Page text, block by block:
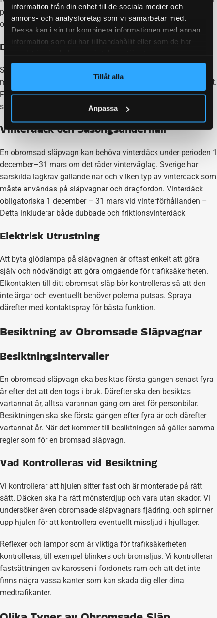
information från din enhet till de sociala medier och
annons- och analysföretag som vi samarbetar med.
Dessa kan i sin tur kombinera informationen med annan
information som du har tillhandahållit eller som de har
Tillåt alla
Anpassa
problem. Det är smart att utföra regelbunden översyn av sitt
obromsat släp.
Däck och Lufttryck
Släpvagnens däck måste vara i gott skick och ha tillräckligt
mönsterdjup. Kontrollera även att lufttrycket i däcken är korrekt.
Felaktigt lufttryck kan påverka obromsade släpvagnars
stabilitet och öka risken för olyckor.
Vinterdäck och Säsongsunderhåll
En obromsad släpvagn kan behöva vinterdäck under perioden 1
december–31 mars om det råder vinterväglag. Sverige har
särskilda lagkrav gällande när och vilken typ av vinterdäck som
måste användas på släpvagnar och dragfordon. Vinterdäck
obligatoriska 1 december – 31 mars vid vinterförhållanden –
Detta inkluderar både dubbade och friktionsvinterdäck.
Elektrisk Utrustning
Att byta glödlampa på släpvagnen är oftast enkelt att göra
själv och nödvändigt att göra omgående för trafiksäkerheten.
Elkontakten till ditt obromsat släp bör kontrolleras så att den
inte ärgar och eventuellt behöver polerna putsas. Spraya
därefter med kontaktspray för bästa funktion.
Besiktning av Obromsade Släpvagnar
Besiktningsintervaller
En obromsad släpvagn ska besiktas första gången senast fyra
år efter det att den togs i bruk. Därefter ska den besiktas
vartannat år, alltså varannan gång om året för personbilar.
Besiktningen ska ske första gången efter fyra år och därefter
vartannat år. När det kommer till besiktningen så gäller samma
regler som för en bromsad släpvagn.
Vad Kontrolleras vid Besiktning
Vi kontrollerar att hjulen sitter fast och är monterade på rätt
sätt. Däcken ska ha rätt mönsterdjup och vara utan skador. Vi
undersöker även obromsade släpvagnars fjädring, och spinner
upp hjulen för att kontrollera eventuellt missljud i hjullager.
Reflexer och lampor som är viktiga för trafiksäkerheten
kontrolleras, till exempel blinkers och bromsljus. Vi kontrollerar
fastsättningen av karossen i fordonets ram och att det inte
finns några vassa kanter som kan skada dig eller dina
medtrafikanter.